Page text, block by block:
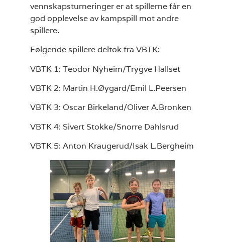
vennskapsturneringer er at spillerne får en
god opplevelse av kampspill mot andre
spillere.
Følgende spillere deltok fra VBTK:
VBTK 1: Teodor Nyheim/Trygve Hallset
VBTK 2: Martin H.Øygard/Emil L.Peersen
VBTK 3: Oscar Birkeland/Oliver A.Bronken
VBTK 4: Sivert Stokke/Snorre Dahlsrud
VBTK 5: Anton Kraugerud/Isak L.Bergheim